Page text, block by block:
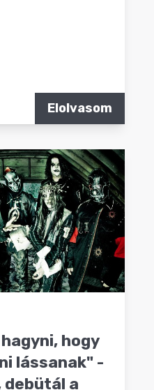
Elolvasom
hogy
lássanak" -
debütál a